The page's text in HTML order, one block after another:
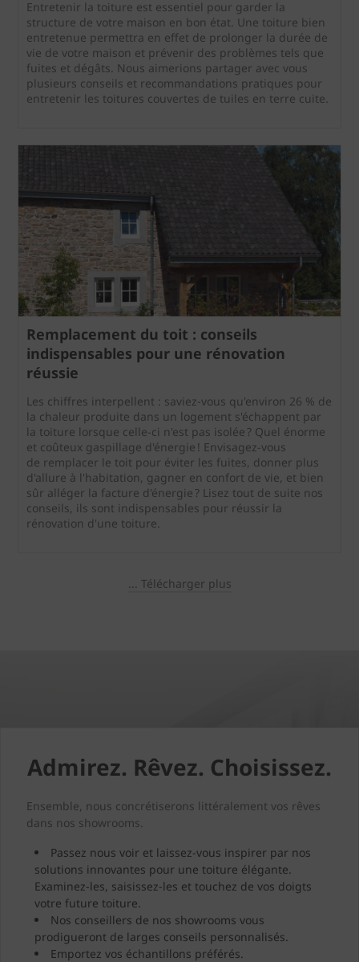
Entretenir la toiture est essentiel pour garder la
structure de votre maison en bon état. Une toiture bien
entretenue permettra en effet de prolonger la durée de
vie de votre maison et prévenir des problèmes tels que
fuites et dégâts. Nous aimerions partager avec vous
plusieurs conseils et recommandations pratiques pour
entretenir les toitures couvertes de tuiles en terre cuite.
Remplacement du toit : conseils
indispensables pour une rénovation
réussie
Les chiffres interpellent : saviez-vous qu'environ 26 % de
la chaleur produite dans un logement s'échappent par
la toiture lorsque celle-ci n'est pas isolée ? Quel énorme
et coûteux gaspillage d'énergie ! Envisagez-vous
de remplacer le toit pour éviter les fuites, donner plus
d'allure à l'habitation, gagner en confort de vie, et bien
sûr alléger la facture d'énergie ? Lisez tout de suite nos
conseils, ils sont indispensables pour réussir la
rénovation d'une toiture.
... Télécharger plus
Admirez. Rêvez. Choisissez.
Ensemble, nous concrétiserons littéralement vos rêves
dans nos showrooms.
Passez nous voir et laissez-vous inspirer par nos
solutions innovantes pour une toiture élégante.
Examinez-les, saisissez-les et touchez de vos doigts
votre future toiture.
Nos conseillers de nos showrooms vous
prodigueront de larges conseils personnalisés.
Emportez vos échantillons préférés.